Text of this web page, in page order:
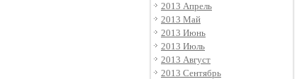
2013 Апрель
2013 Май
2013 Июнь
2013 Июль
2013 Август
2013 Сентябрь